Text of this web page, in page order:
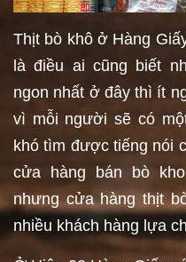
Thịt bò khô ở Hàng
là điều ai cũng biết
ngon nhất ở đây thì ít
vì mỗi người sẽ có
khó tìm được tiếng nói
cửa hàng bán bò
nhưng cửa hàng thịt
nhiều khách hàng lựa